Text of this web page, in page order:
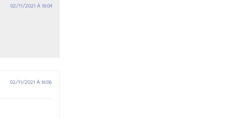
02/11/2021 À 16:04
02/11/2021 À 16:06